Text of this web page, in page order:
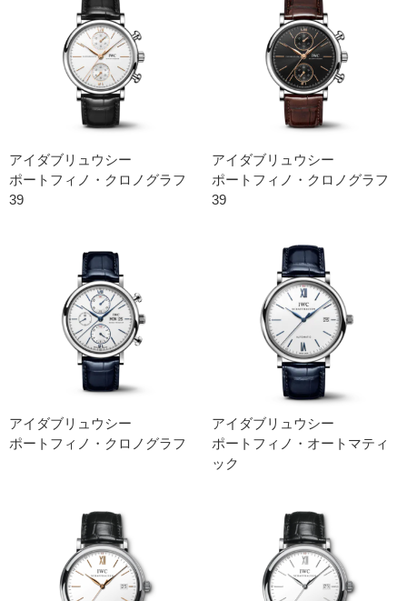
アイダブリュウシー
ポートフィノ・クロノグラフ
39
アイダブリュウシー
ポートフィノ・クロノグラフ
39
アイダブリュウシー
ポートフィノ・クロノグラフ
アイダブリュウシー
ポートフィノ・オートマティ
ック